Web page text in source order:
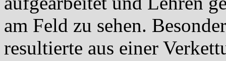
am Feld zu sehen.
resultierte aus einer